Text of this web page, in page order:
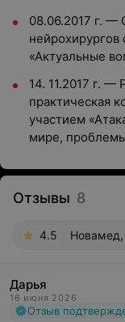
08.06.2017 г. —
«Актуальные
14. 11.2017 г. —
практическая
участием
мире,
Отзывы 8
4.5 Новамед,
Дарья
16 июня 2026
Отзыв